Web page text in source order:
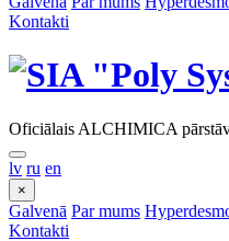
Kontakti
Oficiālais ALCHIMICA
lv ru en
×
Galvenā Par mums
Kontakti